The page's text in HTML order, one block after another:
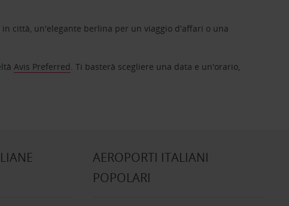
città, un'elegante berlina per un viaggio d'affari o una
Avis Preferred. Ti basterà scegliere una data e un'orario,
AEROPORTI ITALIANI
POPOLARI